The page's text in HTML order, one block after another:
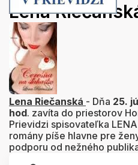
Lena
Lena Riečanská - Dňa 25.
hod. zavíta do priestorov
Prievidzi spisovateľka
romány píše hlavne pre
podporu od nežného